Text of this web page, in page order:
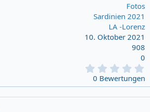
Fotos
Sardinien 2021
LA -Lorenz
10. Oktober 2021
908
0
0
0
0 Bewertungen